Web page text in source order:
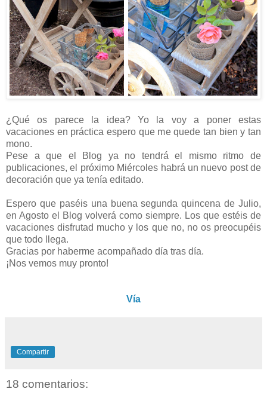
¿Qué os parece la idea? Yo la voy a poner estas
vacaciones en práctica espero que me quede tan bien y tan
mono.
Pese a que el Blog ya no tendrá el mismo ritmo de
publicaciones, el próximo Miércoles habrá un nuevo post de
decoración que ya tenía editado.
Espero que paséis una buena segunda quincena de Julio,
en Agosto el Blog volverá como siempre. Los que estéis de
vacaciones disfrutad mucho y los que no, no os preocupéis
que todo llega.
Gracias por haberme acompañado día tras día.
¡Nos vemos muy pronto!
Vía
Compartir
18 comentarios: